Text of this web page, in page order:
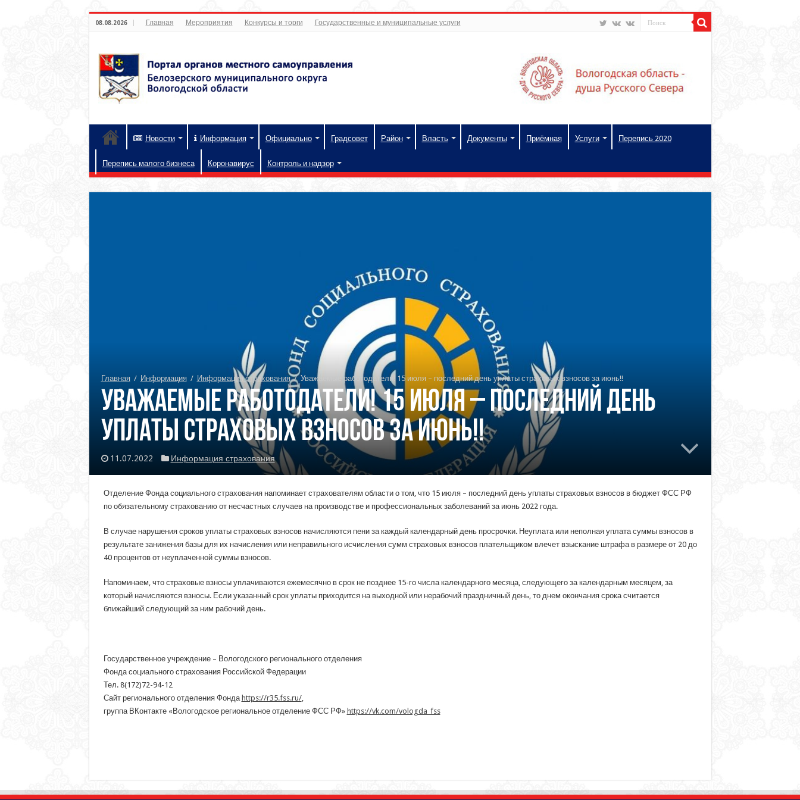
08.08.2026 Главная Мероприятия Конкурсы и торги Государственные и муниципальные услуги
Новости Информация Официально Градсовет Район Власть Документы Приёмная Услуги Перепись 2020
Перепись малого бизнеса Коронавирус Контроль и надзор
Главная / Информация / Информация страхования / Уважаемые работодатели! 15 июля – последний день уплаты страховых взносов за июнь!!
Уважаемые работодатели! 15 июля – последний день
уплаты страховых взносов за июнь!!
11.07.2022 Информация страхования
Отделение Фонда социального страхования напоминает страхователям области о том, что 15 июля – последний день уплаты страховых взносов в бюджет ФСС РФ
по обязательному страхованию от несчастных случаев на производстве и профессиональных заболеваний за июнь 2022 года.
В случае нарушения сроков уплаты страховых взносов начисляются пени за каждый календарный день просрочки. Неуплата или неполная уплата суммы взносов в
результате занижения базы для их начисления или неправильного исчисления сумм страховых взносов плательщиком влечет взыскание штрафа в размере от 20 до
40 процентов от неуплаченной суммы взносов.
Напоминаем, что страховые взносы уплачиваются ежемесячно в срок не позднее 15-го числа календарного месяца, следующего за календарным месяцем, за
который начисляются взносы. Если указанный срок уплаты приходится на выходной или нерабочий праздничный день, то днем окончания срока считается
ближайший следующий за ним рабочий день.
Государственное учреждение – Вологодского регионального отделения
Фонда социального страхования Российской Федерации
Тел. 8(172)72-94-12
Сайт регионального отделения Фонда https://r35.fss.ru/,
группа ВКонтакте «Вологодское региональное отделение ФСС РФ» https://vk.com/vologda_fss